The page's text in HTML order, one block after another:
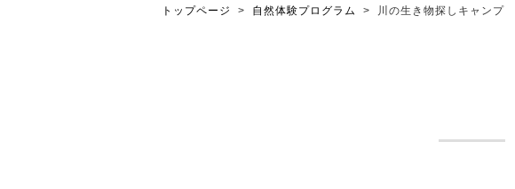
トップページ 自然体験プログラム 川の生き物探しキャンプ